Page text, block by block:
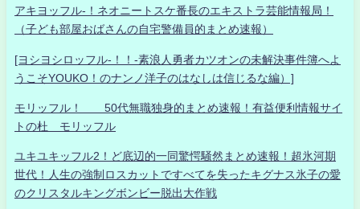
アキヨッフル-！ネオニートスケ番長のエキストラ芸能情報局！
（子ども部屋おばさんの自宅警備員的まとめ速報）
[ヨシヨシロッフル-！！-素浪人勇者カツオンの未解決事件簿へよ
うこそYOUKO！のナンノ洋子のはなしは信じるな編）]
モリッフル！ 50代無職独身的まとめ速報！有益便利情報サイ
トの杜 モリッフル
ユキユキッフル2！ど底辺的一同驚愕騒然まとめ速報！超氷河期
世代！人生の強制ロスカットですべてを失ったキグナス氷子の愛
のクリスタルキングボンビー脱出大作戦